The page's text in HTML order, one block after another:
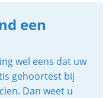
een
wel eens dat uw
gehoortest bij
Dan weet u